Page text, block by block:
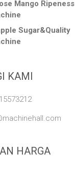
Mango Ripeness
Sugar&Quality
KAMI
HARGA